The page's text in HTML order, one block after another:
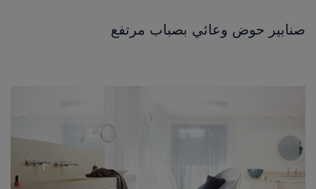
صنابير حوض وعائي بصباب مرتفع